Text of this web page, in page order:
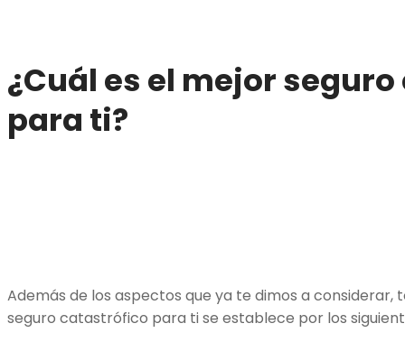
¿Cuál es el mejor
para ti?
Además de los aspectos que ya te dimos a considerar,
seguro catastrófico para ti se establece por los